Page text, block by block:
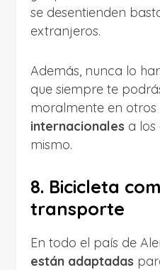
se desentienden
extranjeros.
Además, nunca lo
que siempre te
moralmente en otros
internacionales a los
mismo.
8. Bicicleta
transporte
En todo el país de
están adaptadas